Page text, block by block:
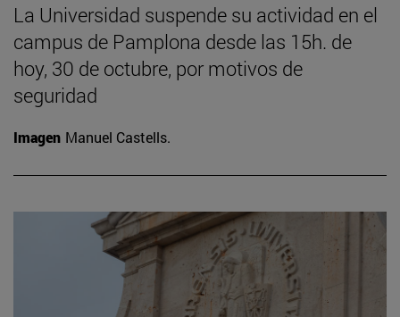
La Universidad suspende su actividad en el
campus de Pamplona desde las 15h. de
hoy, 30 de octubre, por motivos de
seguridad
Imagen Manuel Castells.